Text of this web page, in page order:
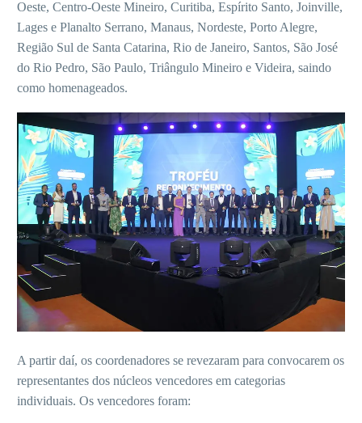
Oeste, Centro-Oeste Mineiro, Curitiba, Espírito Santo, Joinville,
Lages e Planalto Serrano, Manaus, Nordeste, Porto Alegre,
Região Sul de Santa Catarina, Rio de Janeiro, Santos, São José
do Rio Pedro, São Paulo, Triângulo Mineiro e Videira, saindo
como homenageados.
A partir daí, os coordenadores se revezaram para convocarem os
representantes dos núcleos vencedores em categorias
individuais. Os vencedores foram: